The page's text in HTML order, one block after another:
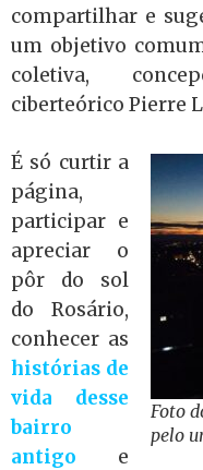
compartilhar e
um objetivo
coletiva,
ciberteórico Pierre
Foto
pelo
É só curtir a
página,
participar e
apreciar o
pôr do sol
do Rosário,
conhecer as
histórias de
vida desse
bairro
antigo e